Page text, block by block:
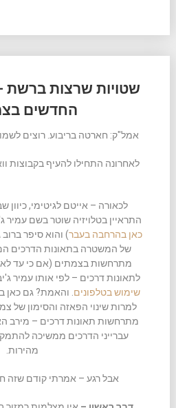
שטויות שרצות ברשת
החדשים
אמל"ק: חארטה בריבוע. רוצים
לאחרונה התחילו להעיף בקבוצות
התראיין בטלויזיה שוטר בשם עמיר
כאן בהרחבה בעבר) והוא סיפר
של המשטרה בתאונות הדרכים
מתרחשות בצמתים (אם כי עד לא
לתאונות דרכים – לפי אותו עמיר
שימוש בטלפונים . והאמת? גם כאן
למרות שינוי הפאזה והסימון של
מתרחשות תאונות דרכים – מירב
עברייני הדרכים ממשיכה
מהירות.
אבל רגע – אמרתי קודם שזה